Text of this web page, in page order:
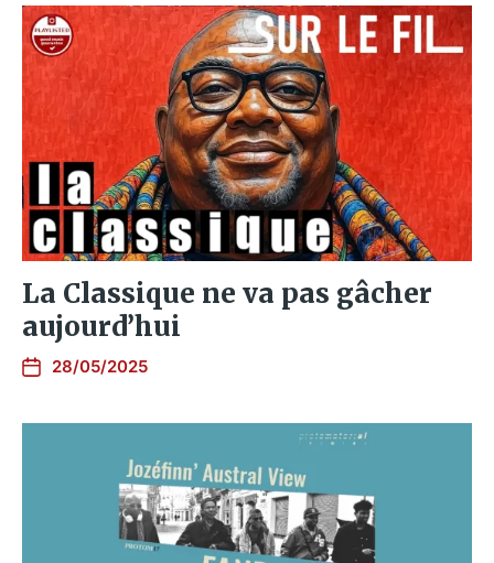
La Classique ne va pas gâcher
aujourd’hui
28/05/2025